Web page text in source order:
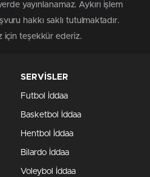
yayınlanamaz. Aykırı işlem
hakkı saklı tutulmaktadır.
için teşekkür ederiz.
SERVİSLER
Futbol İddaa
Basketbol İddaa
Hentbol İddaa
Bilardo İddaa
Voleybol İddaa